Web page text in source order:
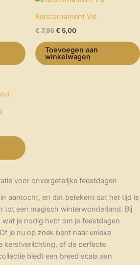
Kerstornament Vis
€7,95
was:
€ 5,00
is:
Toevoegen aan
winkelwagen
voor onvergetelijke feestdagen
aantocht, en dat betekent dat het tijd is
tot een magisch winterwonderland. Bij
je nodig hebt om je feestdagen
je nu op zoek bent naar unieke
kerstverlichting, of de perfecte
biedt een breed scala aan